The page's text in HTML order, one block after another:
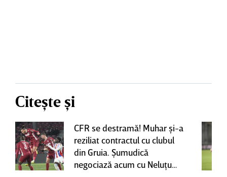
Citește și
CFR se destramă! Muhar şi-a
reziliat contractul cu clubul
din Gruia. Şumudică
negociază acum cu Neluţu